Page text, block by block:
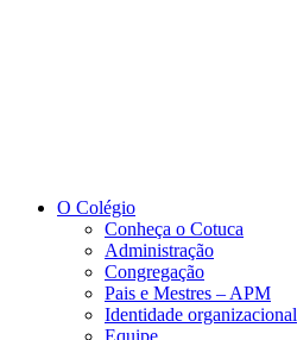
O Colégio
Conheça o Cotuca
Administração
Congregação
Pais e Mestres – APM
Identidade organizacional
Equipe